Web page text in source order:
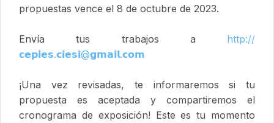
propuestas vence el 8 de octubre de 2023.
Envía tus trabajos a http://
𝗰𝗲𝗽𝗶𝗲𝘀.𝗰𝗶𝗲𝘀𝗶@𝗴𝗺𝗮𝗶𝗹.𝗰𝗼𝗺
¡Una vez revisadas, te informaremos si tu
propuesta es aceptada y compartiremos el
cronograma de exposición! Este es tu momento